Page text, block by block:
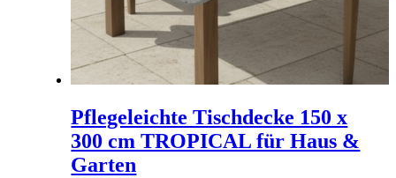
Pflegeleichte Tischdecke 150 x
300 cm TROPICAL für Haus &
Garten